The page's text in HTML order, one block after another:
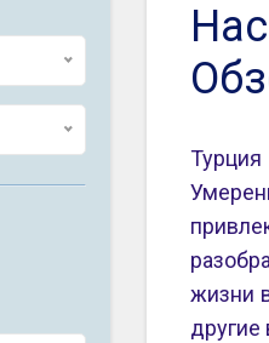
жизни